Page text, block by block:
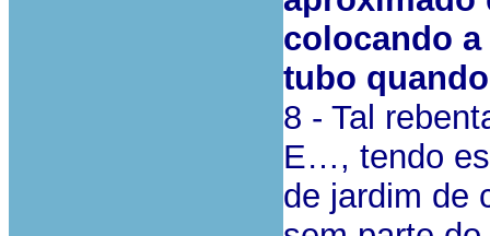
colocando
tubo
8 - Tal
E…, tendo
de jardim de